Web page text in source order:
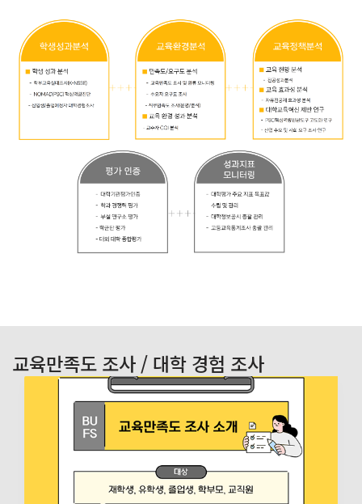
교육만족도 조사 / 대학 경험 조사